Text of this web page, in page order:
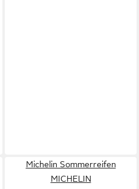
Michelin Sommerreifen
MICHELIN